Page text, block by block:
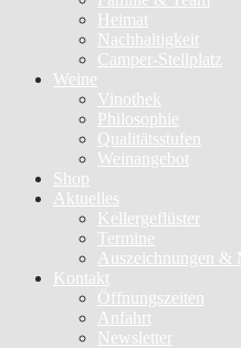
Heimat
Nachhaltigkeit
Camper-Stellplatz
Weine
Vinothek
Philosophie
Qualitätsstufen
Weinangebot
Shop
Aktuelles
Kellergeflüster
Termine
Auszeichnungen &
Kontakt
Öffnungszeiten
Anfahrt
Newsletter